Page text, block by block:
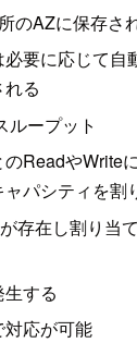
のAZに保存さ
要に応じて自
る
ループット
ReadやWrite
パシティを割
存在し割り当
する
応が可能